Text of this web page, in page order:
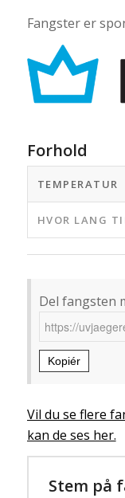
Fangster er
Forhold
TEMPERATUR
HVOR LANG
Del fangsten
Kopiér
Vil du se flere
kan de ses her.
Stem på